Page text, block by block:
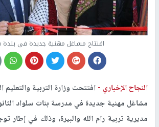
افتتاح مشاغل مهنية جديدة في بلدة
النجاح الإخباري -افتتحت وزارة التربية والتعليم
مشاغل مهنية جديدة في مدرسة بنات سلواد
مديرية تربية رام الله والبيرة، وذلك في إطار